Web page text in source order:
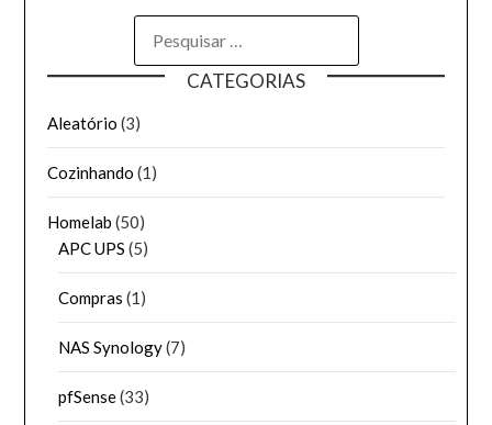
CATEGORIAS
Aleatório (3)
Cozinhando (1)
Homelab (50)
APC UPS (5)
Compras (1)
NAS Synology(7)
pfSense(33)